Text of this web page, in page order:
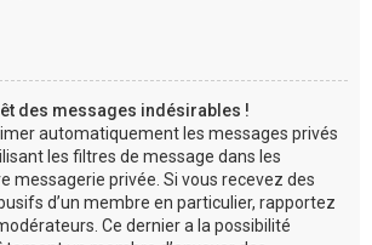
des messages indésirables !
automatiquement les messages privés
les filtres de message dans les
messagerie privée. Si vous recevez des
d’un membre en particulier, rapportez
Ce dernier a la possibilité